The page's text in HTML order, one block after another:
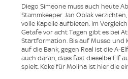
Diego Simeone muss auch heute
Stammkeeper Jan Oblak
volle Kapelle aufbieten. Im
Getafe vor acht Tagen gibt es bei
Startformation. Bis auf Musso und
auf die Bank, gegen Real ist die A-
auch daran, dass fast dieselbe Elf
spielt. Koke für Molina ist hier die